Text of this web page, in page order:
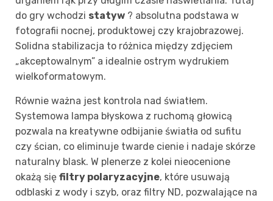
do gry wchodzi statyw ? absolutna podstawa w
fotografii nocnej, produktowej czy krajobrazowej.
Solidna stabilizacja to różnica między zdjęciem
„akceptowalnym” a idealnie ostrym wydrukiem
wielkoformatowym.
Równie ważna jest kontrola nad światłem.
Systemowa lampa błyskowa z ruchomą głowicą
pozwala na kreatywne odbijanie światła od sufitu
czy ścian, co eliminuje twarde cienie i nadaje skórze
naturalny blask. W plenerze z kolei nieocenione
okażą się filtry polaryzacyjne, które usuwają
odblaski z wody i szyb, oraz filtry ND, pozwalające na